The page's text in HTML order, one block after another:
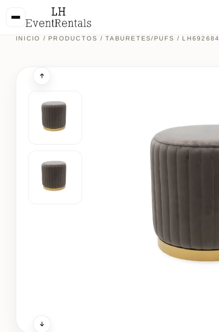
INICIO / PRODUCTOS /TABURETES/PUFS / LH692684